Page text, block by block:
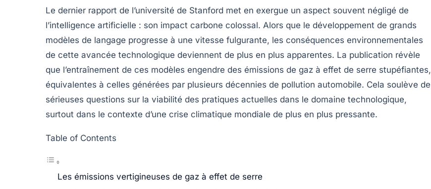
Le dernier rapport de l’université de Stanford met en exergue un aspect souvent négligé de
l’intelligence artificielle : son impact carbone colossal. Alors que le développement de grands
modèles de langage progresse à une vitesse fulgurante, les conséquences environnementales
de cette avancée technologique deviennent de plus en plus apparentes. La publication révèle
que l’entraînement de ces modèles engendre des émissions de gaz à effet de serre stupéfiantes,
équivalentes à celles générées par plusieurs décennies de pollution automobile. Cela soulève de
sérieuses questions sur la viabilité des pratiques actuelles dans le domaine technologique,
surtout dans le contexte d’une crise climatique mondiale de plus en plus pressante.
Table of Contents
Les émissions vertigineuses de gaz à effet de serre